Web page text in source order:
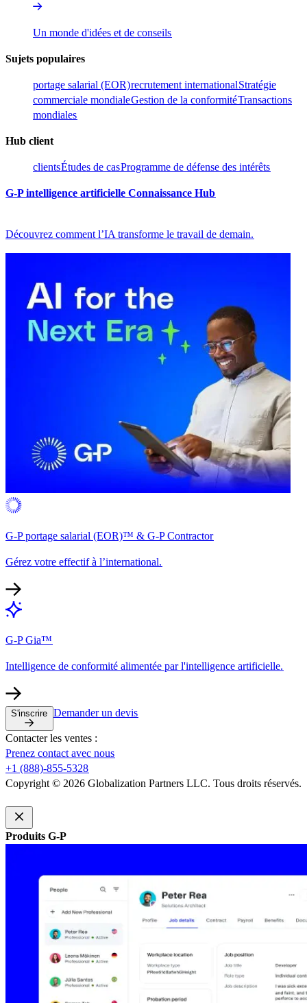
Un monde d'idées et de conseils​​
Sujets populaires​​
portage salarial (EOR)​​recrutement international​​Stratégie
commerciale mondiale​​Gestion de la conformité​​Transactions
mondiales​​
Hub client​​
clients​​Études de cas​​Programme de défense des intérêts​​
G-P intelligence artificielle Connaissance Hub​​
Découvrez comment l’IA transforme le travail de demain.​​
G-P portage salarial (EOR)™ & G-P Contractor​​
Gérez votre effectif à l’international.​​
G-P Gia™​​
Intelligence de conformité alimentée par l'intelligence artificielle.​​
S'inscrire​​ Demander un devis​​
Contacter les ventes :​​
Prenez contact avec nous​​
+1 (888)-855-5328​​
Copyright © 2026 Globalization Partners LLC. Tous droits réservés.​​
Produits G-P​​